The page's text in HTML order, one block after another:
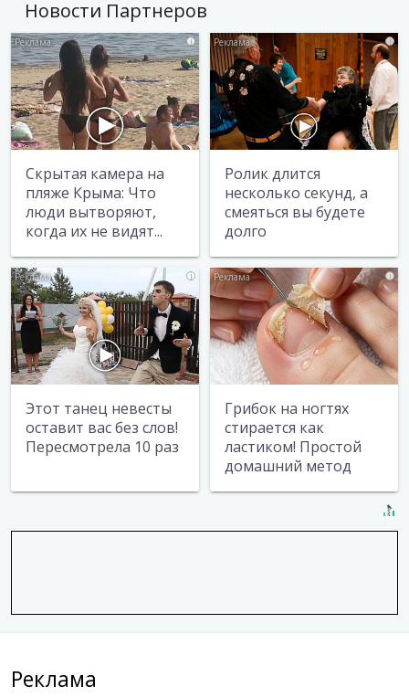
Новости Партнеров
i
Скрытая камера на
пляже Крыма: Что
люди вытворяют,
когда их не видят...
i
Ролик длится
несколько секунд, а
смеяться вы будете
долго
i
Этот танец невесты
оставит вас без слов!
Пересмотрела 10 раз
i
Грибок на ногтях
стирается как
ластиком! Простой
домашний метод
Реклама